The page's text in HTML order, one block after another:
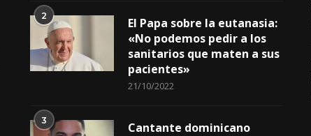
2
El Papa sobre la eutanasia:
«No podemos pedir a los
sanitarios que maten a sus
pacientes»
21/10/2022
3
Cantante dominicano